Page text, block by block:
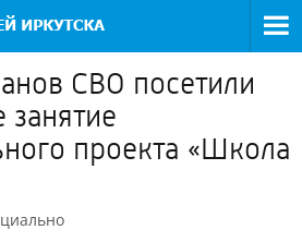
СВО посетили
занятие
проекта «Школа